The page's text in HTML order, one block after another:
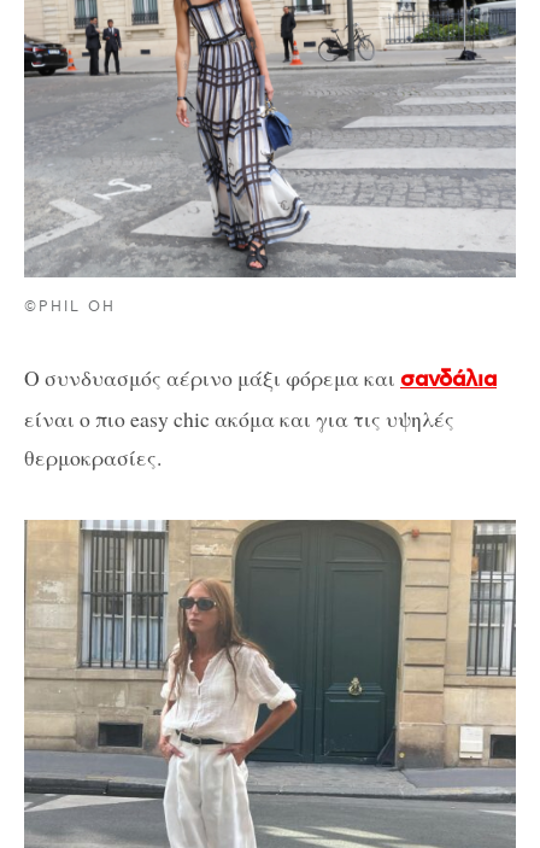
©PHIL OH
Ο συνδυασμός αέρινο μάξι φόρεμα και σανδάλια
είναι ο πιο easy chic ακόμα και για τις υψηλές
θερμοκρασίες.